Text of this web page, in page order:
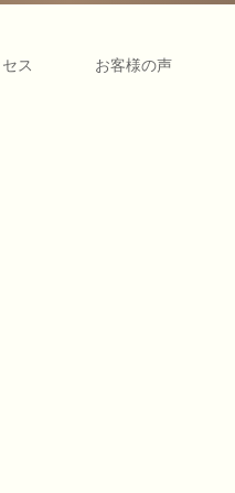
ス お客様の声